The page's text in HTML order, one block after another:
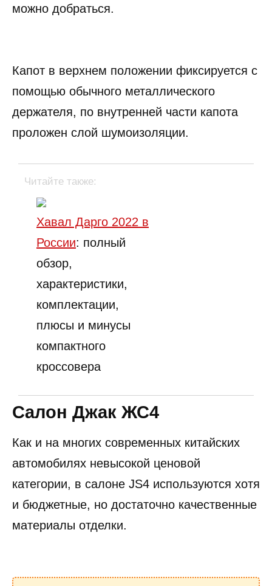
можно добраться.
Капот в верхнем положении фиксируется с
помощью обычного металлического
держателя, по внутренней части капота
проложен слой шумоизоляции.
Читайте также:
Хавал Дарго 2022 в
России: полный
обзор,
характеристики,
комплектации,
плюсы и минусы
компактного
кроссовера
Салон Джак ЖС4
Как и на многих современных китайских
автомобилях невысокой ценовой
категории, в салоне JS4 используются хотя
и бюджетные, но достаточно качественные
материалы отделки.